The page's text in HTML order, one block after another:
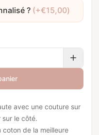
? (+€15,00)
avec une couture sur
le côté.
de la meilleure